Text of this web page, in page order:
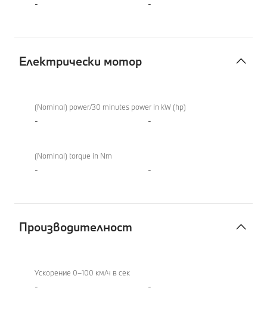
- -
Електрически мотор
мотор(Nominal) power/30 minutes power in kW (hp)
- -
(Nominal) torque in Nm
- -
Производителност
Ускорение 0–100 км/ч в сек
- -